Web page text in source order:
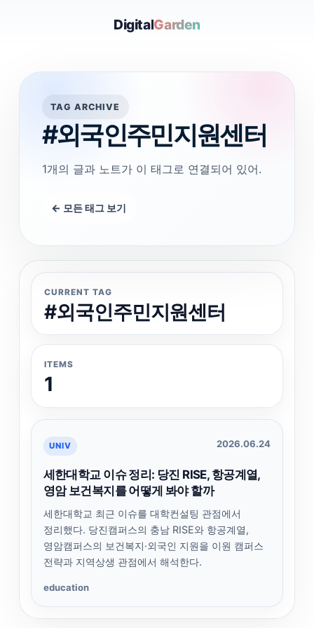
DigitalGarden
TAG ARCHIVE
#외국인주민지원센터
1개의 글과 노트가 이 태그로 연결되어 있어.
← 모든 태그 보기
CURRENT TAG
#외국인주민지원센터
ITEMS
1
UNIV 2026.06.24
세한대학교 이슈 정리: 당진 RISE, 항공계열,
영암 보건복지를 어떻게 봐야 할까
세한대학교 최근 이슈를 대학컨설팅 관점에서
정리했다. 당진캠퍼스의 충남 RISE와 항공계열,
영암캠퍼스의 보건복지·외국인 지원을 이원 캠퍼스
전략과 지역상생 관점에서 해석한다.
education